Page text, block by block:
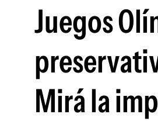
Juegos
Mirá la